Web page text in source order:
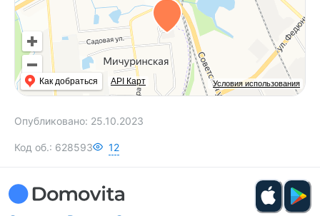
Условия использования
Как добраться API Карт
Опубликовано: 25.10.2023
Код об.: 628593 12